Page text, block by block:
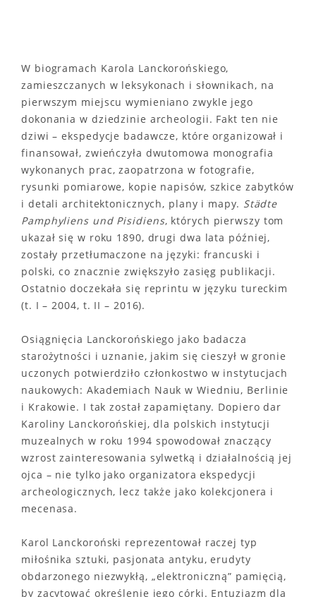
W biogramach Karola Lanckorońskiego,
zamieszczanych w leksykonach i słownikach, na
pierwszym miejscu wymieniano zwykle jego
dokonania w dziedzinie archeologii. Fakt ten nie
dziwi – ekspedycje badawcze, które organizował i
finansował, zwieńczyła dwutomowa monografia
wykonanych prac, zaopatrzona w fotografie,
rysunki pomiarowe, kopie napisów, szkice zabytków
i detali architektonicznych, plany i mapy. Städte
Pamphyliens und Pisidiens, których pierwszy tom
ukazał się w roku 1890, drugi dwa lata później,
zostały przetłumaczone na języki: francuski i
polski, co znacznie zwiększyło zasięg publikacji.
Ostatnio doczekała się reprintu w języku tureckim
(t. I – 2004, t. II – 2016).
Osiągnięcia Lanckorońskiego jako badacza
starożytności i uznanie, jakim się cieszył w gronie
uczonych potwierdziło członkostwo w instytucjach
naukowych: Akademiach Nauk w Wiedniu, Berlinie
i Krakowie. I tak został zapamiętany. Dopiero dar
Karoliny Lanckorońskiej, dla polskich instytucji
muzealnych w roku 1994 spowodował znaczący
wzrost zainteresowania sylwetką i działalnością jej
ojca – nie tylko jako organizatora ekspedycji
archeologicznych, lecz także jako kolekcjonera i
mecenasa.
Karol Lanckoroński reprezentował raczej typ
miłośnika sztuki, pasjonata antyku, erudyty
obdarzonego niezwykłą, „elektroniczną” pamięcią,
by zacytować określenie jego córki. Entuzjazm dla